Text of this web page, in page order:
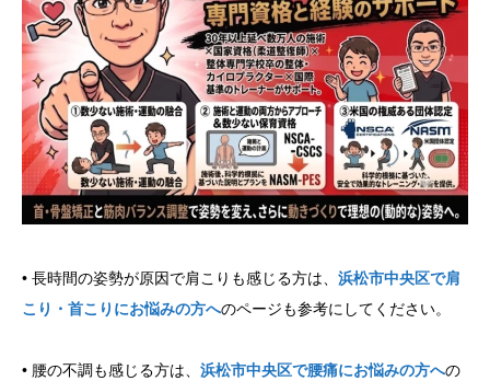
• 長時間の姿勢が原因で肩こりも感じる方は、 浜松市中央区で肩
こり・首こりにお悩みの方へのページも参考にしてください。
• 腰の不調も感じる方は、 浜松市中央区で腰痛にお悩みの方への